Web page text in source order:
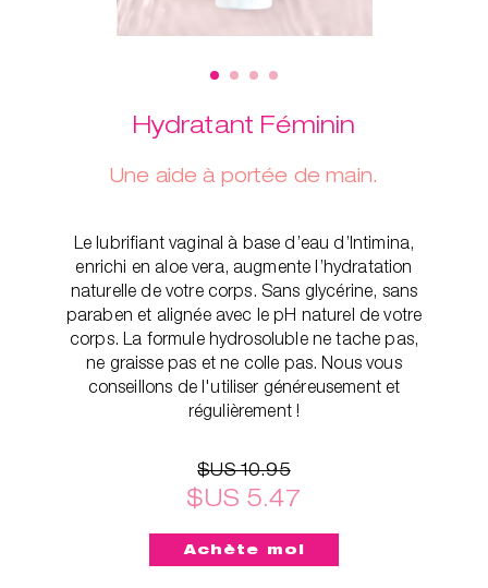
Hydratant Féminin
Une aide à portée de main.
Le lubrifiant vaginal à base d’eau d’Intimina,
enrichi en aloe vera, augmente l’hydratation
naturelle de votre corps. Sans glycérine, sans
paraben et alignée avec le pH naturel de votre
corps. La formule hydrosoluble ne tache pas,
ne graisse pas et ne colle pas. Nous vous
conseillons de l'utiliser généreusement et
régulièrement !
$US 10.95
$US 5.47